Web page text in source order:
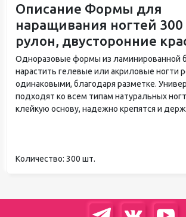
Описание Формы для
наращивания ногтей
рулон, двусторонние
Одноразовые формы из ламинированной
нарастить гелевые или акриловые ногти
одинаковыми, благодаря разметке.
подходят ко всем типам натуральных
клейкую основу, надежно крепятся и
Количество: 300 шт.